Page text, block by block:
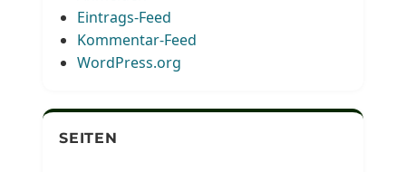
Eintrags-Feed
Kommentar-Feed
WordPress.org
SEITEN